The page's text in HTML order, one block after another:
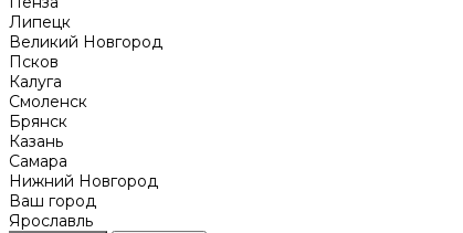
Липецк
Великий Новгород
Псков
Калуга
Смоленск
Брянск
Казань
Самара
Нижний Новгород
Ваш город
Ярославль